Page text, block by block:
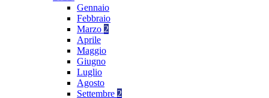
Gennaio
Febbraio
Marzo 2
Aprile
Maggio
Giugno
Luglio
Agosto
Settembre 2